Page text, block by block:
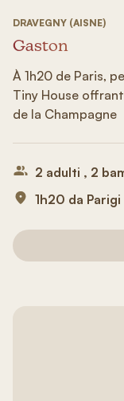
DRAVEGNY (AISNE)
Gaston
À 1h20 de Paris,
Tiny House
de la Champagne
2 adulti , 2
1h20 da Parigi